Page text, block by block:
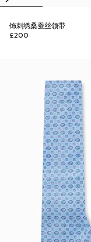
饰刺绣桑蚕丝领带
£200